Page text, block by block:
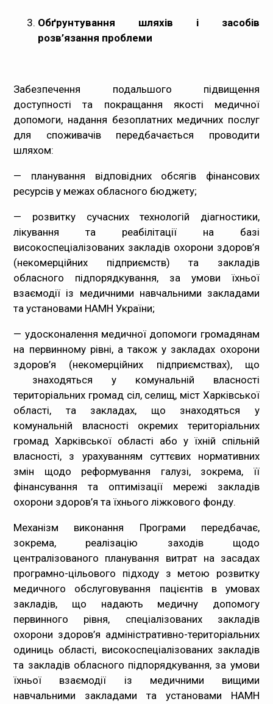
Обґрунтування шляхів і засобів
розв’язання проблеми
Забезпечення подальшого підвищення
доступності та покращання якості медичної
допомоги, надання безоплатних медичних послуг
для споживачів передбачається проводити
шляхом:
— планування відповідних обсягів фінансових
ресурсів у межах обласного бюджету;
— розвитку сучасних технологій діагностики,
лікування та реабілітації на базі
високоспеціалізованих закладів охорони здоров’я
(некомерційних підприємств) та закладів
обласного підпорядкування, за умови їхньої
взаємодії із медичними навчальними закладами
та установами НАМН України;
— удосконалення медичної допомоги громадянам
на первинному рівні, а також у закладах охорони
здоров’я (некомерційних підприємствах), що
знаходяться у комунальній власності
територіальних громад сіл, селищ, міст Харківської
області, та закладах, що знаходяться у
комунальній власності окремих територіальних
громад Харківської області або у їхній спільній
власності, з урахуванням суттєвих нормативних
змін щодо реформування галузі, зокрема, її
фінансування та оптимізації мережі закладів
охорони здоров’я та їхнього ліжкового фонду.
Механізм виконання Програми передбачає,
зокрема, реалізацію заходів щодо
централізованого планування витрат на засадах
програмно-цільового підходу з метою розвитку
медичного обслуговування пацієнтів в умовах
закладів, що надають медичну допомогу
первинного рівня, спеціалізованих закладів
охорони здоров’я адміністративно-територіальних
одиниць області, високоспеціалізованих закладів
та закладів обласного підпорядкування, за умови
їхньої взаємодії із медичними вищими
навчальними закладами та установами НАМН